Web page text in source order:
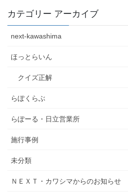
カテゴリー アーカイブ
next-kawashima
ほっとらいん
クイズ正解
らぽくらぶ
らぽーる・日立営業所
施行事例
未分類
ＮＥＸＴ・カワシマからのお知らせ